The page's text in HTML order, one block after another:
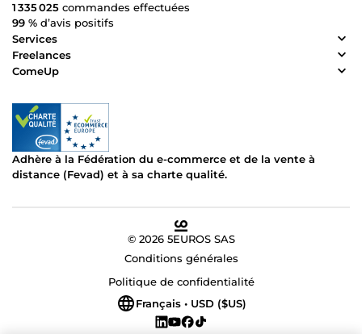
1 335 025 commandes effectuées
99 % d’avis positifs
Services
Freelances
ComeUp
Adhère à la Fédération du e-commerce et de la vente à
distance (Fevad) et à sa charte qualité.
© 2026 5EUROS SAS
Conditions générales
Politique de confidentialité
Français • USD ($US)